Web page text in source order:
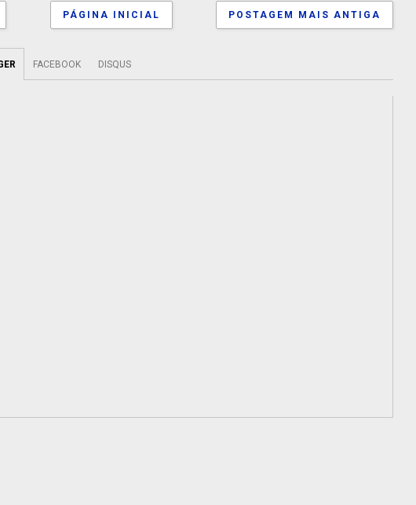
POSTAGEM MAIS ANTIGA
PÁGINA INICIAL
FACEBOOK DISQUS